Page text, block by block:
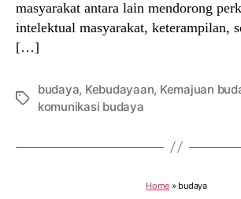
masyarakat antara lain mendorong
intelektual masyarakat, keterampilan,
[…]
Tags
budaya, Kebudayaan, Kemajuan
komunikasi budaya
Home » budaya